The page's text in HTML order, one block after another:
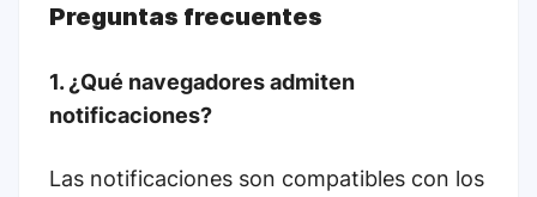
Preguntas frecuentes
1. ¿Qué navegadores admiten
notificaciones?
Las notificaciones son compatibles con los